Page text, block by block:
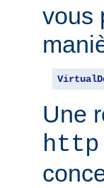
vous
Une